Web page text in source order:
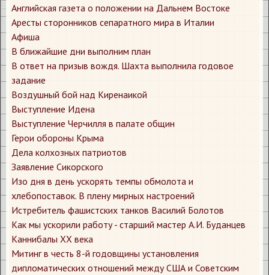
Английская газета о положении на Дальнем Востоке
Аресты сторонников сепаратного мира в Италии
Афиша
В ближайшие дни выполним план
В ответ на призыв вождя. Шахта выполнила годовое
задание
Воздушный бой над Киренаикой
Выступление Идена
Выступление Черчилля в палате общин
Герои обороны Крыма
Дела колхозных патриотов
Заявление Сикорского
Изо дня в день ускорять темпы обмолота и
хлебопоставок. В плену мирных настроений
Истребитель фашистских танков Василий Болотов
Как мы ускорили работу​ - старший мастер А.И. Буданцев
Каннибалы XX века
Митинг в честь 8-й годовщины установления
дипломатических отношений между США и Советским